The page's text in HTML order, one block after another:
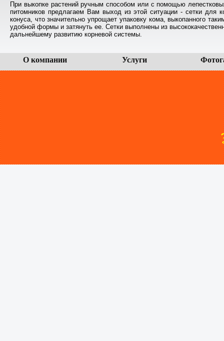
При выкопке растений ручным способом или с помощью
питомников предлагаем Вам выход из этой ситуации - сетки для
конуса, что значительно упрощает упаковку кома, выкопанного
удобной формы и затянуть ее. Сетки выполнены из
дальнейшему развитию корневой системы.
О компании Услуги